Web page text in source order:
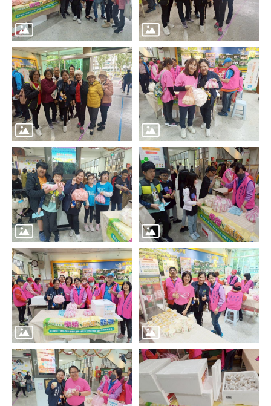
文
化
資
產
臺
北
市
區
里
界
說
臺
北
市
鄰
長
名
冊